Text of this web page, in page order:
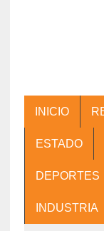
INICIO
ESTADO
DEPORTES
INDUSTRIA